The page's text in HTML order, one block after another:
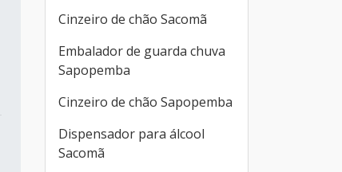
Cinzeiro de chão Sacomã
Embalador de guarda chuva
Sapopemba
Cinzeiro de chão Sapopemba
Dispensador para álcool
Sacomã